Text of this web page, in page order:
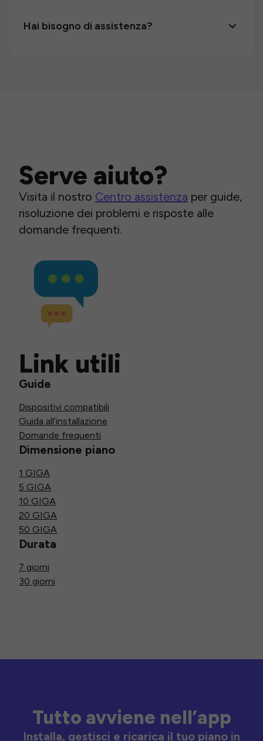
Hai bisogno di assistenza?
Serve aiuto?
Visita il nostro Centro assistenza per guide,
risoluzione dei problemi e risposte alle
domande frequenti.
Link utili
Guide
Dispositivi compatibili
Guida all’installazione
Domande frequenti
Dimensione piano
1 GIGA
5 GIGA
10 GIGA
20 GIGA
50 GIGA
Durata
7 giorni
30 giorni
Tutto avviene nell’app
Installa, gestisci e ricarica il tuo piano in